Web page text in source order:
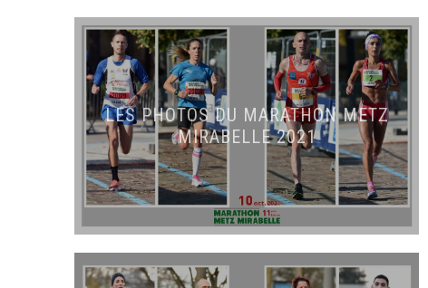
LES PHOTOS DU MARATHON METZ
MIRABELLE 2021